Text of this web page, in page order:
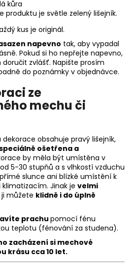
kůra
produktu je světle zelený lišejník.
kus je originál.
napevno tak, aby vypadal
Pokud si ho nepřejte napevno,
zvlášť. Napište prosím
do poznámky v objednávce.
ze
mechu či
obsahuje pravý lišejník,
ošetřena a
by měla být umístěna v
5-30 stupňů a s vlhkostí vzduchu
slunce ani blízké umístění k
Jinak je velmi
můžete klidně i do úplně
prachu pomocí fénu
teplotu (fénování za studena).
zacházení si mechové
krásu cca 10 let.